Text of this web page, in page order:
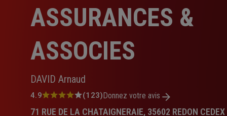
ASSURANCES &
ASSOCIES
DAVID Arnaud
Note
4.9 (123)Donnez votre avis
71 RUE DE LA CHATAIGNERAIE, 35602 REDON CEDEX